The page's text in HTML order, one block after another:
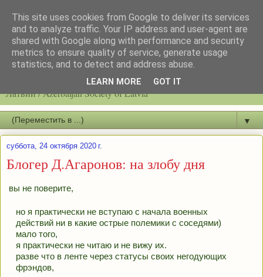
Latvijas azerbaidžāņu biedrību / Общество азербайджанцев
Латвии / Azerbaijan Society of Latvia
▼
суббота, 24 октября 2020 г.
Блогер Д.Агаронов: на злобу дня
вы не поверите,
но я практически не вступаю с начала военных
действий ни в какие острые полемики с соседями)
мало того,
я практически не читаю и не вижу их.
разве что в ленте через статусы своих негодующих
фрэндов,
This site uses cookies from Google to deliver its services
and to analyze traffic. Your IP address and user-agent are
shared with Google along with performance and security
metrics to ensure quality of service, generate usage
statistics, and to detect and address abuse.
LEARN MORE GOT IT